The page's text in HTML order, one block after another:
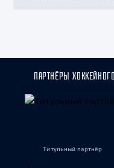
ПАРТНЁРЫ
Титульный партнёр